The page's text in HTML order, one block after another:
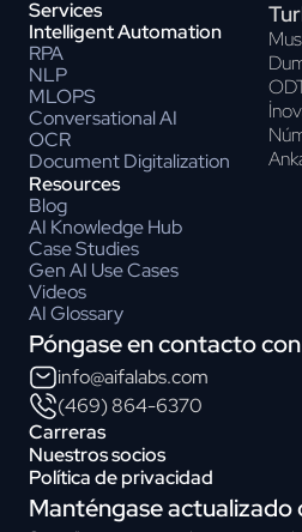
Services
Intelligent Automation
RPA
NLP
MLOPS
Conversational AI
OCR
Document Digitalization
Resources
Blog
AI Knowledge Hub
Case Studies
Gen AI Use Cases
Videos
AI Glossary
Póngase en contacto
info@aifalabs.com
(469) 864-6370
Carreras
Nuestros socios
Política de privacidad
Manténgase actualizado